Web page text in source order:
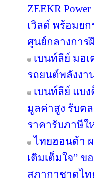
ZEEKR
เวิลด์ พร้อมยก
ศูนย์กลางการ
เบนท์ลีย์ มอ
รถยนต์พลังงา
เบนท์ลีย์ แบง
มูลค่าสูง รับต
ราคารับภาษีใ
ไทยฮอนด้า
เติมเต็มใจ”
สภากาชาดไท